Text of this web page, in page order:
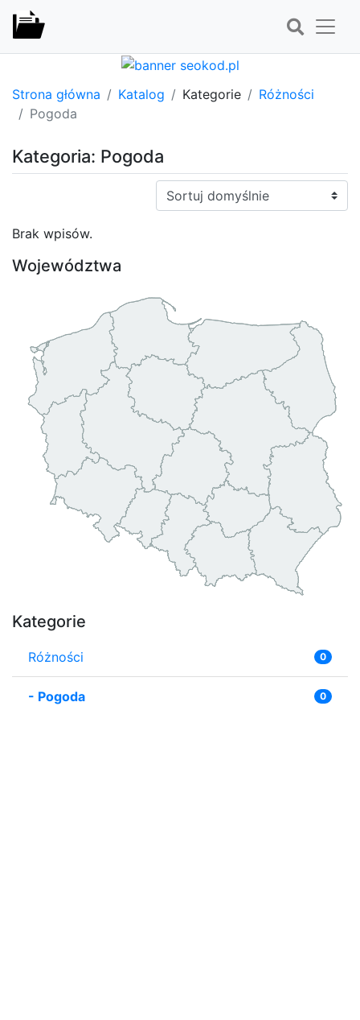
Strona główna Katalog Kategorie
Różności
Pogoda
Kategoria: Pogoda
Sortuj:
Brak wpisów.
Województwa
Kategorie
Różności 0
- Pogoda 0